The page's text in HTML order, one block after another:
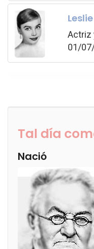
Actriz
01/
Tal día
Nació